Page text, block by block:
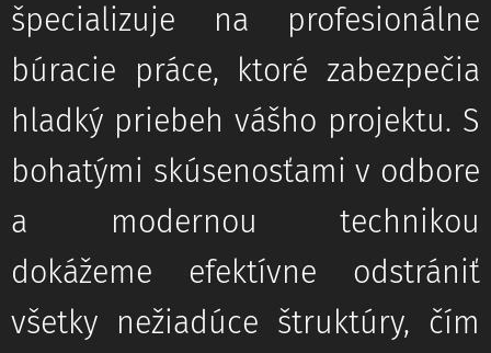
špecializuje na profesionálne
búracie práce, ktoré zabezpečia
hladký priebeh vášho projektu. S
bohatými skúsenosťami v odbore
a modernou technikou
dokážeme efektívne odstrániť
všetky nežiadúce štruktúry, čím